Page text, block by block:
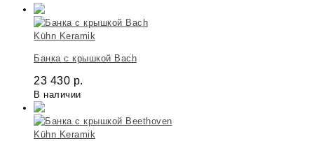
Kühn Keramik
Банка с крышкой Bach
23 430 р.
В наличии
Kühn Keramik